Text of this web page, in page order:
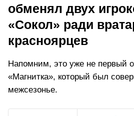
обменял двух
«Сокол» ради
красноярцев
Напомним, это уже не первый
«Магнитка», который был
межсезонье.